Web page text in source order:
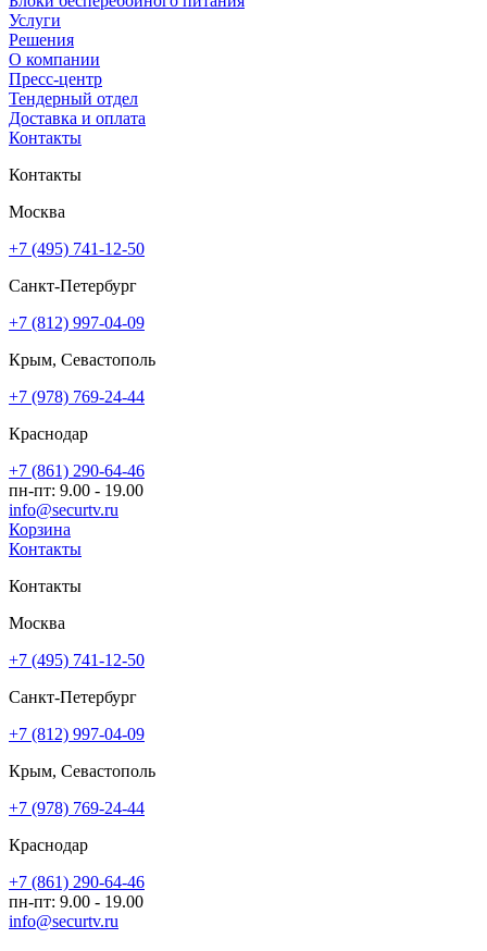
Услуги
Решения
О компании
Пресс-центр
Тендерный отдел
Доставка и оплата
Контакты
Контакты
Москва
+7 (495) 741-12-50
Санкт-Петербург
+7 (812) 997-04-09
Крым, Севастополь
+7 (978) 769-24-44
Краснодар
+7 (861) 290-64-46
пн-пт: 9.00 - 19.00
info@securtv.ru
Корзина
Контакты
Контакты
Москва
+7 (495) 741-12-50
Санкт-Петербург
+7 (812) 997-04-09
Крым, Севастополь
+7 (978) 769-24-44
Краснодар
+7 (861) 290-64-46
пн-пт: 9.00 - 19.00
info@securtv.ru